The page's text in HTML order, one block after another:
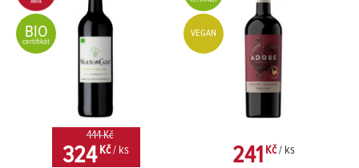
BIO
certifikát
444 Kč
324 Kč / ks
VEGAN
241 Kč / ks